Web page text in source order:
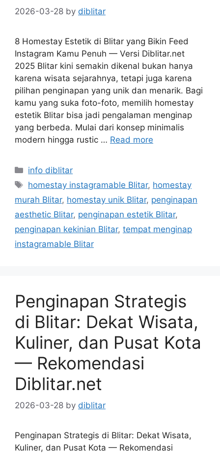
2026-03-28 by diblitar
8 Homestay Estetik di Blitar yang Bikin Feed
Instagram Kamu Penuh — Versi Diblitar.net
2025 Blitar kini semakin dikenal bukan hanya
karena wisata sejarahnya, tetapi juga karena
pilihan penginapan yang unik dan menarik. Bagi
kamu yang suka foto-foto, memilih homestay
estetik Blitar bisa jadi pengalaman menginap
yang berbeda. Mulai dari konsep minimalis
modern hingga rustic … Read more
Categories
info diblitar
Tags
homestay instagramable Blitar, homestay
murah Blitar, homestay unik Blitar, penginapan
aesthetic Blitar, penginapan estetik Blitar,
penginapan kekinian Blitar, tempat menginap
instagramable Blitar
Penginapan Strategis
di Blitar: Dekat Wisata,
Kuliner, dan Pusat Kota
— Rekomendasi
Diblitar.net
2026-03-28 by diblitar
Penginapan Strategis di Blitar: Dekat Wisata,
Kuliner, dan Pusat Kota — Rekomendasi